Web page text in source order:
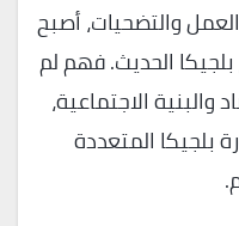
والتضحيات، أصبح
بلجيكا الحديث. فهم لم
الاجتماعية،
بلجيكا المتعددة